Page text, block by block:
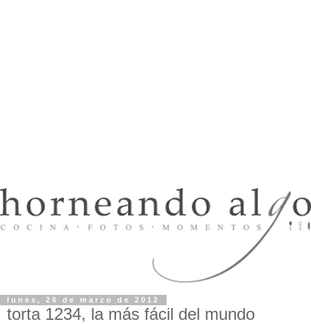
lunes, 26 de marzo de 2012
torta 1234, la más fácil del mundo